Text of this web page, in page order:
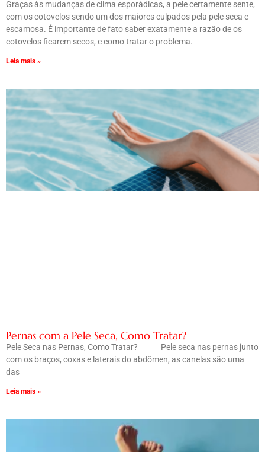
Graças às mudanças de clima esporádicas, a pele certamente sente,
com os cotovelos sendo um dos maiores culpados pela pele seca e
escamosa. É importante de fato saber exatamente a razão de os
cotovelos ficarem secos, e como tratar o problema.
Leia mais »
Pernas com a Pele Seca, Como Tratar?
Pele Seca nas Pernas, Como Tratar? Pele seca nas pernas junto
com os braços, coxas e laterais do abdômen, as canelas são uma
das
Leia mais »